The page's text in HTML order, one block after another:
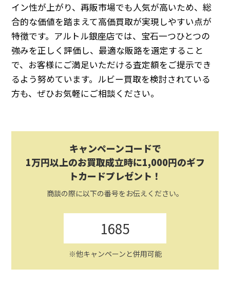
イン性が上がり、再販市場でも人気が高いため、総
合的な価値を踏まえて高価買取が実現しやすい点が
特徴です。アルトル銀座店では、宝石一つひとつの
強みを正しく評価し、最適な販路を選定すること
で、お客様にご満足いただける査定額をご提示でき
るよう努めています。ルビー買取を検討されている
方も、ぜひお気軽にご相談ください。
キャンペーンコードで
1万円以上のお買取成立時に1,000円のギフ
トカードプレゼント！
商談の際に以下の番号をお伝えください。
1685
※他キャンペーンと併用可能